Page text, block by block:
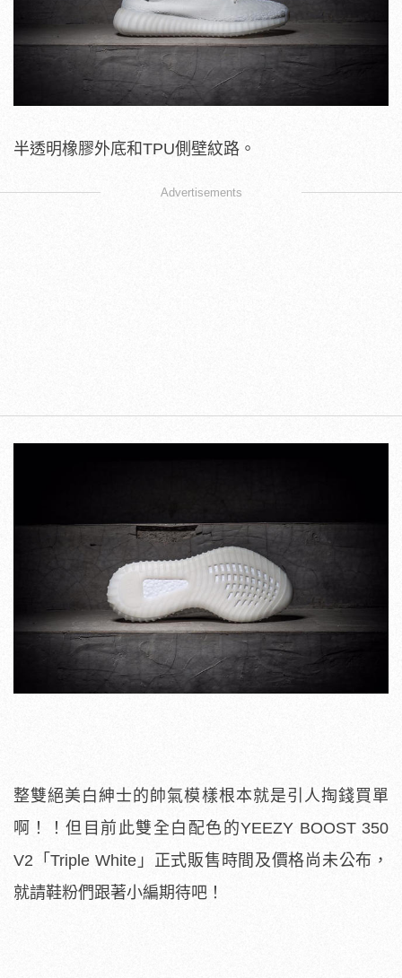
半透明橡膠外底和TPU側壁紋路。
Advertisements
整雙絕美白紳士的帥氣模樣根本就是引人掏錢買單
啊！！但目前此雙全白配色的YEEZY BOOST 350
V2「Triple White」正式販售時間及價格尚未公布，
就請鞋粉們跟著小編期待吧！